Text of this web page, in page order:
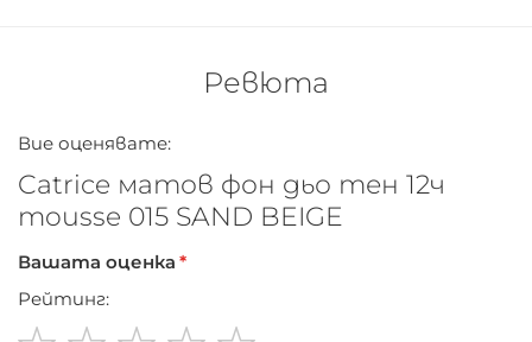
Фон дьо тенът е в стъклен буркан, което прави
практично
Ревюта
Вие оценявате:
Catrice матов фон дьо тен 12ч
mousse 015 SAND BEIGE
Вашата оценка
Рейтинг: